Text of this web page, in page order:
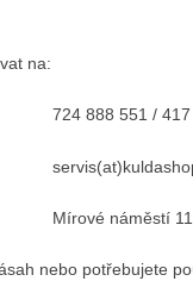
na:
724 888 551 /
Mírové náměstí
nebo potřebujete